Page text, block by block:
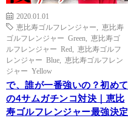
2020.01.01
恵比寿ゴルフレンジャー
恵比寿
ゴルフレンジャー Green
恵比寿ゴ
ルフレンジャー Red
恵比寿ゴルフ
レンジャー Blue
恵比寿ゴルフレン
ジャー Yellow
で、誰が一番強いの？初めて
の4サムガチンコ対決｜恵比
寿ゴルフレンジャー最強決定